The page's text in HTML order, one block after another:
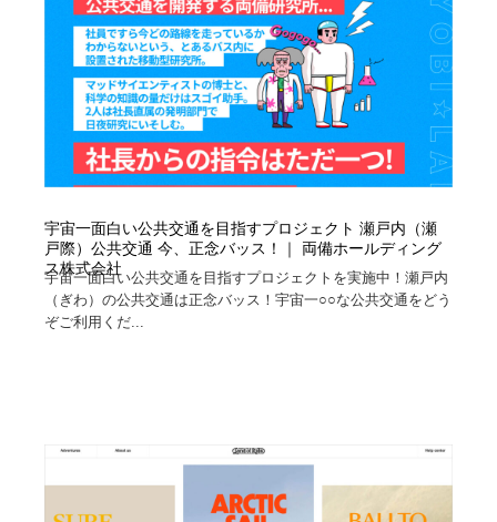
宇宙一面白い公共交通を目指すプロジェクト 瀬戸内（瀬
戸際）公共交通 今、正念バッス！｜ 両備ホールディング
ス株式会社
宇宙一面白い公共交通を目指すプロジェクトを実施中！瀬戸内
（ぎわ）の公共交通は正念バッス！宇宙一○○な公共交通をどう
ぞご利用くだ...